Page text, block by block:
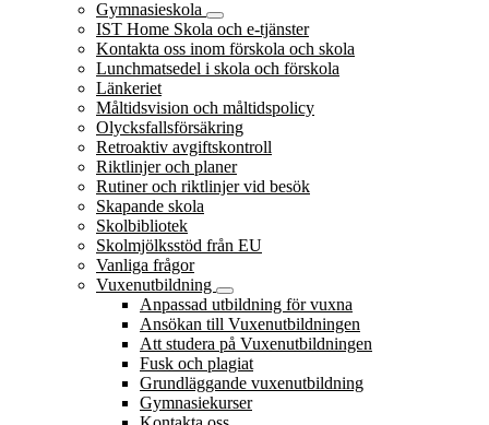
Gymnasieskola
IST Home Skola och e-tjänster
Kontakta oss inom förskola och skola
Lunchmatsedel i skola och förskola
Länkeriet
Måltidsvision och måltidspolicy
Olycksfallsförsäkring
Retroaktiv avgiftskontroll
Riktlinjer och planer
Rutiner och riktlinjer vid besök
Skapande skola
Skolbibliotek
Skolmjölksstöd från EU
Vanliga frågor
Vuxenutbildning
Anpassad utbildning för vuxna
Ansökan till Vuxenutbildningen
Att studera på Vuxenutbildningen
Fusk och plagiat
Grundläggande vuxenutbildning
Gymnasiekurser